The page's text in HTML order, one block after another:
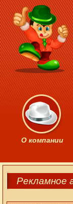
О компании
Рекламное